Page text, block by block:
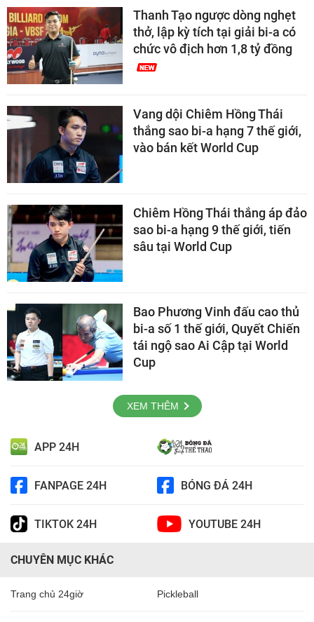
Thanh Tạo ngược dòng nghẹt
thở, lập kỳ tích tại giải bi-a có
chức vô địch hơn 1,8 tỷ đồng
Vang dội Chiêm Hồng Thái
thắng sao bi-a hạng 7 thế giới,
vào bán kết World Cup
Chiêm Hồng Thái thắng áp đảo
sao bi-a hạng 9 thế giới, tiến
sâu tại World Cup
Bao Phương Vinh đấu cao thủ
bi-a số 1 thế giới, Quyết Chiến
tái ngộ sao Ai Cập tại World
Cup
XEM THÊM
APP 24H
FANPAGE 24H BÓNG ĐÁ 24H
TIKTOK 24H YOUTUBE 24H
CHUYÊN MỤC KHÁC
Trang chủ 24giờ Pickleball